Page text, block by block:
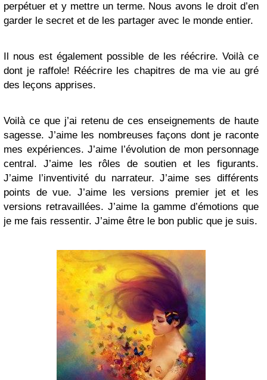
perpétuer et y mettre un terme. Nous avons le droit d’en
garder le secret et de les partager avec le monde entier.
Il nous est également possible de les réécrire. Voilà ce
dont je raffole! Réécrire les chapitres de ma vie au gré
des leçons apprises.
Voilà ce que j’ai retenu de ces enseignements de haute
sagesse. J’aime les nombreuses façons dont je raconte
mes expériences. J’aime l’évolution de mon personnage
central. J’aime les rôles de soutien et les figurants.
J’aime l’inventivité du narrateur. J’aime ses différents
points de vue. J’aime les versions premier jet et les
versions retravaillées. J’aime la gamme d’émotions que
je me fais ressentir. J’aime être le bon public que je suis.